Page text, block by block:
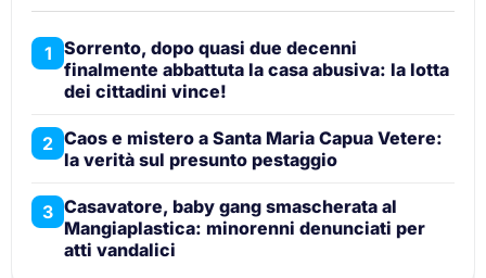
1 Sorrento, dopo quasi due decenni
finalmente abbattuta la casa abusiva: la lotta
dei cittadini vince!
2 Caos e mistero a Santa Maria Capua Vetere:
la verità sul presunto pestaggio
3 Casavatore, baby gang smascherata al
Mangiaplastica: minorenni denunciati per
atti vandalici